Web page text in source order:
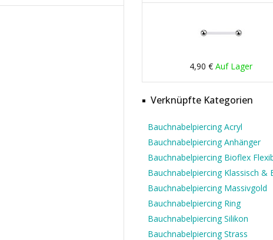
4,90 €Auf Lager
Verknüpfte Kategorien
Bauchnabelpiercing Acryl
Bauchnabelpiercing Anhänger
Bauchnabelpiercing Bioflex
Bauchnabelpiercing Klassisch &
Bauchnabelpiercing Massivgold
Bauchnabelpiercing Ring
Bauchnabelpiercing Silikon
Bauchnabelpiercing Strass